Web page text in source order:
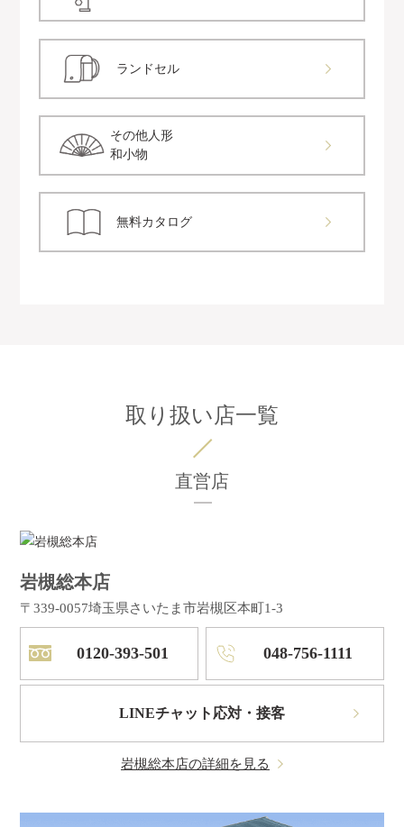
ランドセル
その他人形
和小物
無料カタログ
取り扱い店一覧
直営店
岩槻総本店
〒339-0057埼玉県さいたま市岩槻区本町1-3
0120-393-501 048-756-1111
LINEチャット応対・接客
岩槻総本店の詳細を見る